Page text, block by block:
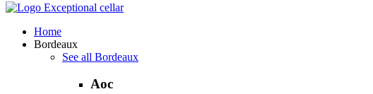
Exceptional cellar
Home
Bordeaux
See all Bordeaux
Aoc